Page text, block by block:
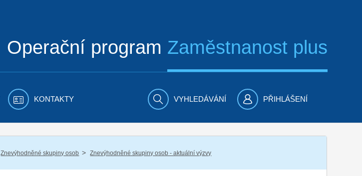
Operační program Zaměstnanost plus
KONTAKTY VYHLEDÁVÁNÍ PŘIHLÁŠENÍ
Znevýhodněné skupiny osob / Znevýhodněné skupiny osob - aktuální výzvy